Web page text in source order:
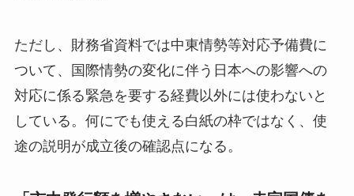
ただし、財務省資料では中東情勢等対応予備費に
ついて、国際情勢の変化に伴う日本への影響への
対応に係る緊急を要する経費以外には使わないと
している。何にでも使える白紙の枠ではなく、使
途の説明が成立後の確認点になる。